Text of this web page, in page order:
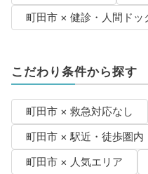
町田市 × 健診・人間ドッ
こだわり条件から探す
町田市 × 救急対応なし
町田市 × 駅近・徒歩圏内
町田市 × 人気エリア